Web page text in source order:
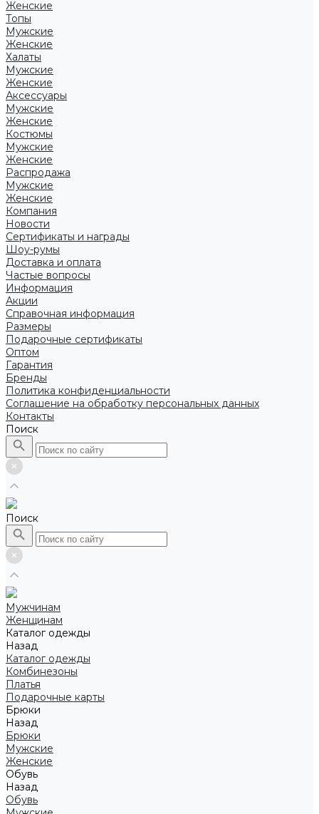
Женские
Топы
Мужские
Женские
Халаты
Мужские
Женские
Аксессуары
Мужские
Женские
Костюмы
Мужские
Женские
Распродажа
Мужские
Женские
Компания
Новости
Сертификаты и награды
Шоу-румы
Доставка и оплата
Частые вопросы
Информация
Акции
Справочная информация
Размеры
Подарочные сертификаты
Оптом
Гарантия
Бренды
Политика конфиденциальности
Соглашение на обработку персональных данных
Контакты
Поиск
Поиск
Мужчинам
Женщинам
Каталог одежды
Назад
Каталог одежды
Комбинезоны
Платья
Подарочные карты
Брюки
Назад
Брюки
Мужские
Женские
Обувь
Назад
Обувь